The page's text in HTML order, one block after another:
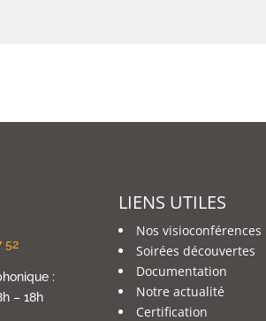
52
:
– 18h
LIENS UTILES
Nos visioconférences
Soirées découvertes
Documentation
Notre actualité
Certification